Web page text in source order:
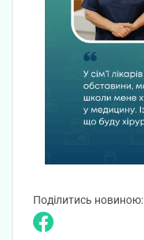
Поділитись новиною: